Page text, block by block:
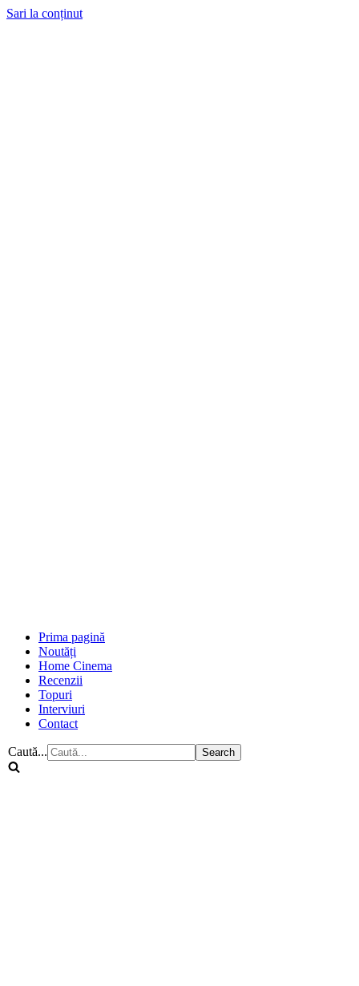
Sari la conținut
Prima pagină
Noutăți
Home Cinema
Recenzii
Topuri
Interviuri
Contact
Caută...